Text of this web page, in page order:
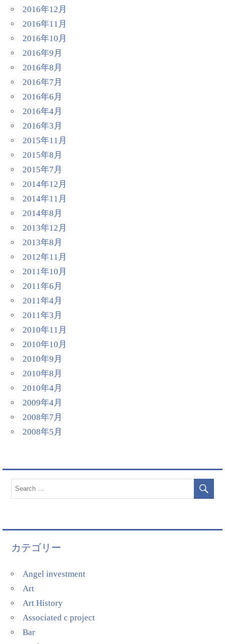
2016年12月
2016年11月
2016年10月
2016年9月
2016年8月
2016年7月
2016年6月
2016年4月
2016年3月
2015年11月
2015年8月
2015年7月
2014年12月
2014年11月
2014年8月
2013年12月
2013年8月
2012年11月
2011年10月
2011年6月
2011年4月
2011年3月
2010年11月
2010年10月
2010年9月
2010年8月
2010年4月
2009年4月
2008年7月
2008年5月
カテゴリー
Angel investment
Art
Art History
Associated c project
Bar